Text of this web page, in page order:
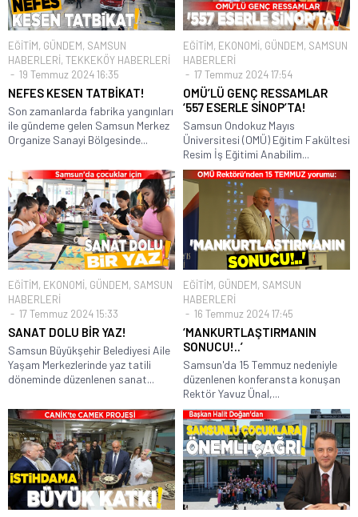
EĞİTİM, GÜNDEM, SAMSUN
HABERLERİ, TEKKEKÖY HABERLERİ
19 Temmuz 2024 16:35
NEFES KESEN TATBİKAT!
Son zamanlarda fabrika yangınları
ile gündeme gelen Samsun Merkez
Organize Sanayi Bölgesinde...
EĞİTİM, EKONOMİ, GÜNDEM, SAMSUN
HABERLERİ
17 Temmuz 2024 17:54
OMÜ’LÜ GENÇ RESSAMLAR
‘557 ESERLE SİNOP’TA!
Samsun Ondokuz Mayıs
Üniversitesi (OMÜ) Eğitim Fakültesi
Resim İş Eğitimi Anabilim...
EĞİTİM, EKONOMİ, GÜNDEM, SAMSUN
HABERLERİ
17 Temmuz 2024 15:33
SANAT DOLU BİR YAZ!
Samsun Büyükşehir Belediyesi Aile
Yaşam Merkezlerinde yaz tatili
döneminde düzenlenen sanat...
EĞİTİM, GÜNDEM, SAMSUN
HABERLERİ
16 Temmuz 2024 17:45
‘MANKURTLAŞTIRMANIN
SONUCU!..’
Samsun'da 15 Temmuz nedeniyle
düzenlenen konferansta konuşan
Rektör Yavuz Ünal,...